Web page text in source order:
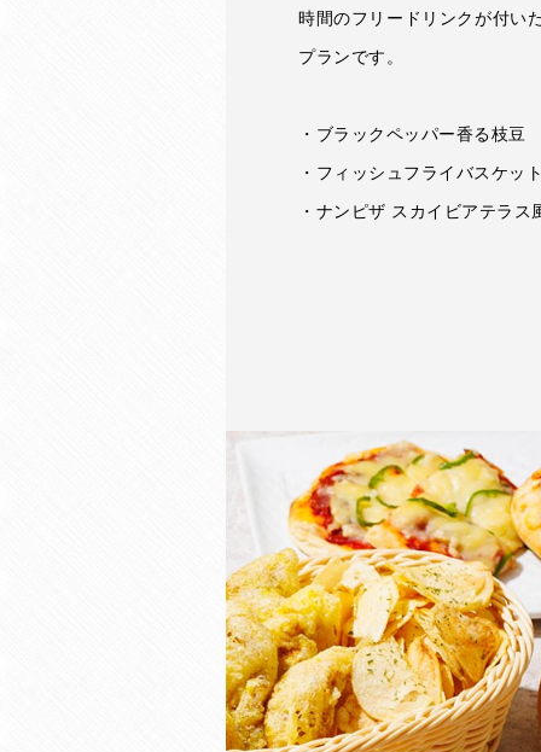
時間のフリードリンクが付い
プランです。
・ブラックペッパー香る枝豆
・フィッシュフライバスケット
・ナンピザ スカイビアテラス